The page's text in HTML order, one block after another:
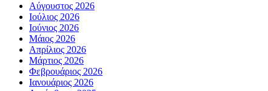
Αύγουστος 2026
Ιούλιος 2026
Ιούνιος 2026
Μάιος 2026
Απρίλιος 2026
Μάρτιος 2026
Φεβρουάριος 2026
Ιανουάριος 2026